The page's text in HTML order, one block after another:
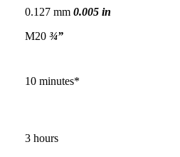
0.127 mm 0.005 in
M20 ¾”
10 minutes*
3 hours